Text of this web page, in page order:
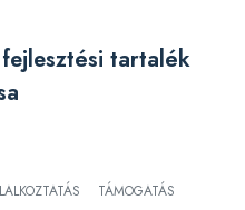
tartalék
TÁMOGATÁS